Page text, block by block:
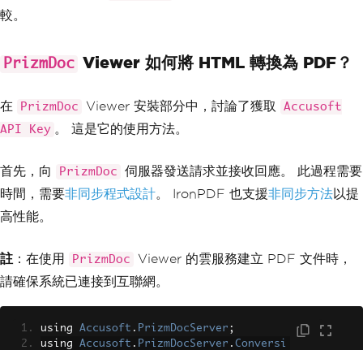
較。
PrizmDoc Viewer 如何將 HTML 轉換為 PDF？
在 PrizmDoc Viewer 安裝部分中，討論了獲取
Accusoft
API Key 。 這是它的使用方法。
首先，向 PrizmDoc
伺服器發送請求並接收回應。 此過程需要
時間，需要非同步程式設計。 IronPDF 也支援非同步方法以提
高性能。
註 ：在使用 PrizmDoc
Viewer 的雲服務建立 PDF 文件時，
請確保系統已連接到互聯網。
using Accusoft . PrizmDocServer ;
using Accusoft . PrizmDocServer . Conversi